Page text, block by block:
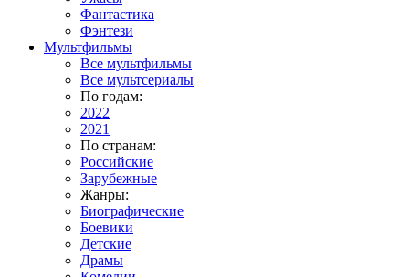
Фантастика
Фэнтези
Мультфильмы
Все мультфильмы
Все мультсериалы
По годам:
2022
2021
По странам:
Российские
Зарубежные
Жанры:
Биографические
Боевики
Детские
Драмы